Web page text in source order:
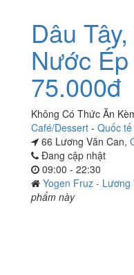
Dâu
Nước
75.000đ
Không Có Thức Ăn
Café/Dessert - Quốc tế
66 Lương Văn Can,
Đang cập nhật
09:00 - 22:30
Yogen Fruz - Lương
phẩm này